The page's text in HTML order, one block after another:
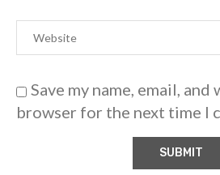
Save my name, email,
browser for the next time I